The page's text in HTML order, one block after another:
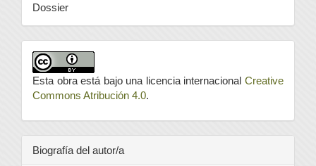
Dossier
Esta obra está bajo una licencia internacional Creative
Commons Atribución 4.0.
Biografía del autor/a